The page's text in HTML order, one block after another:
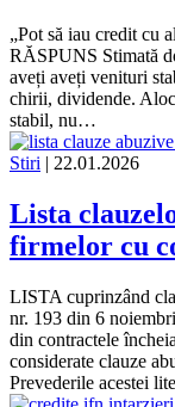
„Pot să iau credit cu
RĂSPUNS Stimată
aveți aveți venituri
chirii, dividende.
stabil, nu…
Stiri | 22.01.2026
Lista
firmelor cu
LISTA cuprinzând
nr. 193 din 6
din contractele
considerate clauze
Prevederile acestei